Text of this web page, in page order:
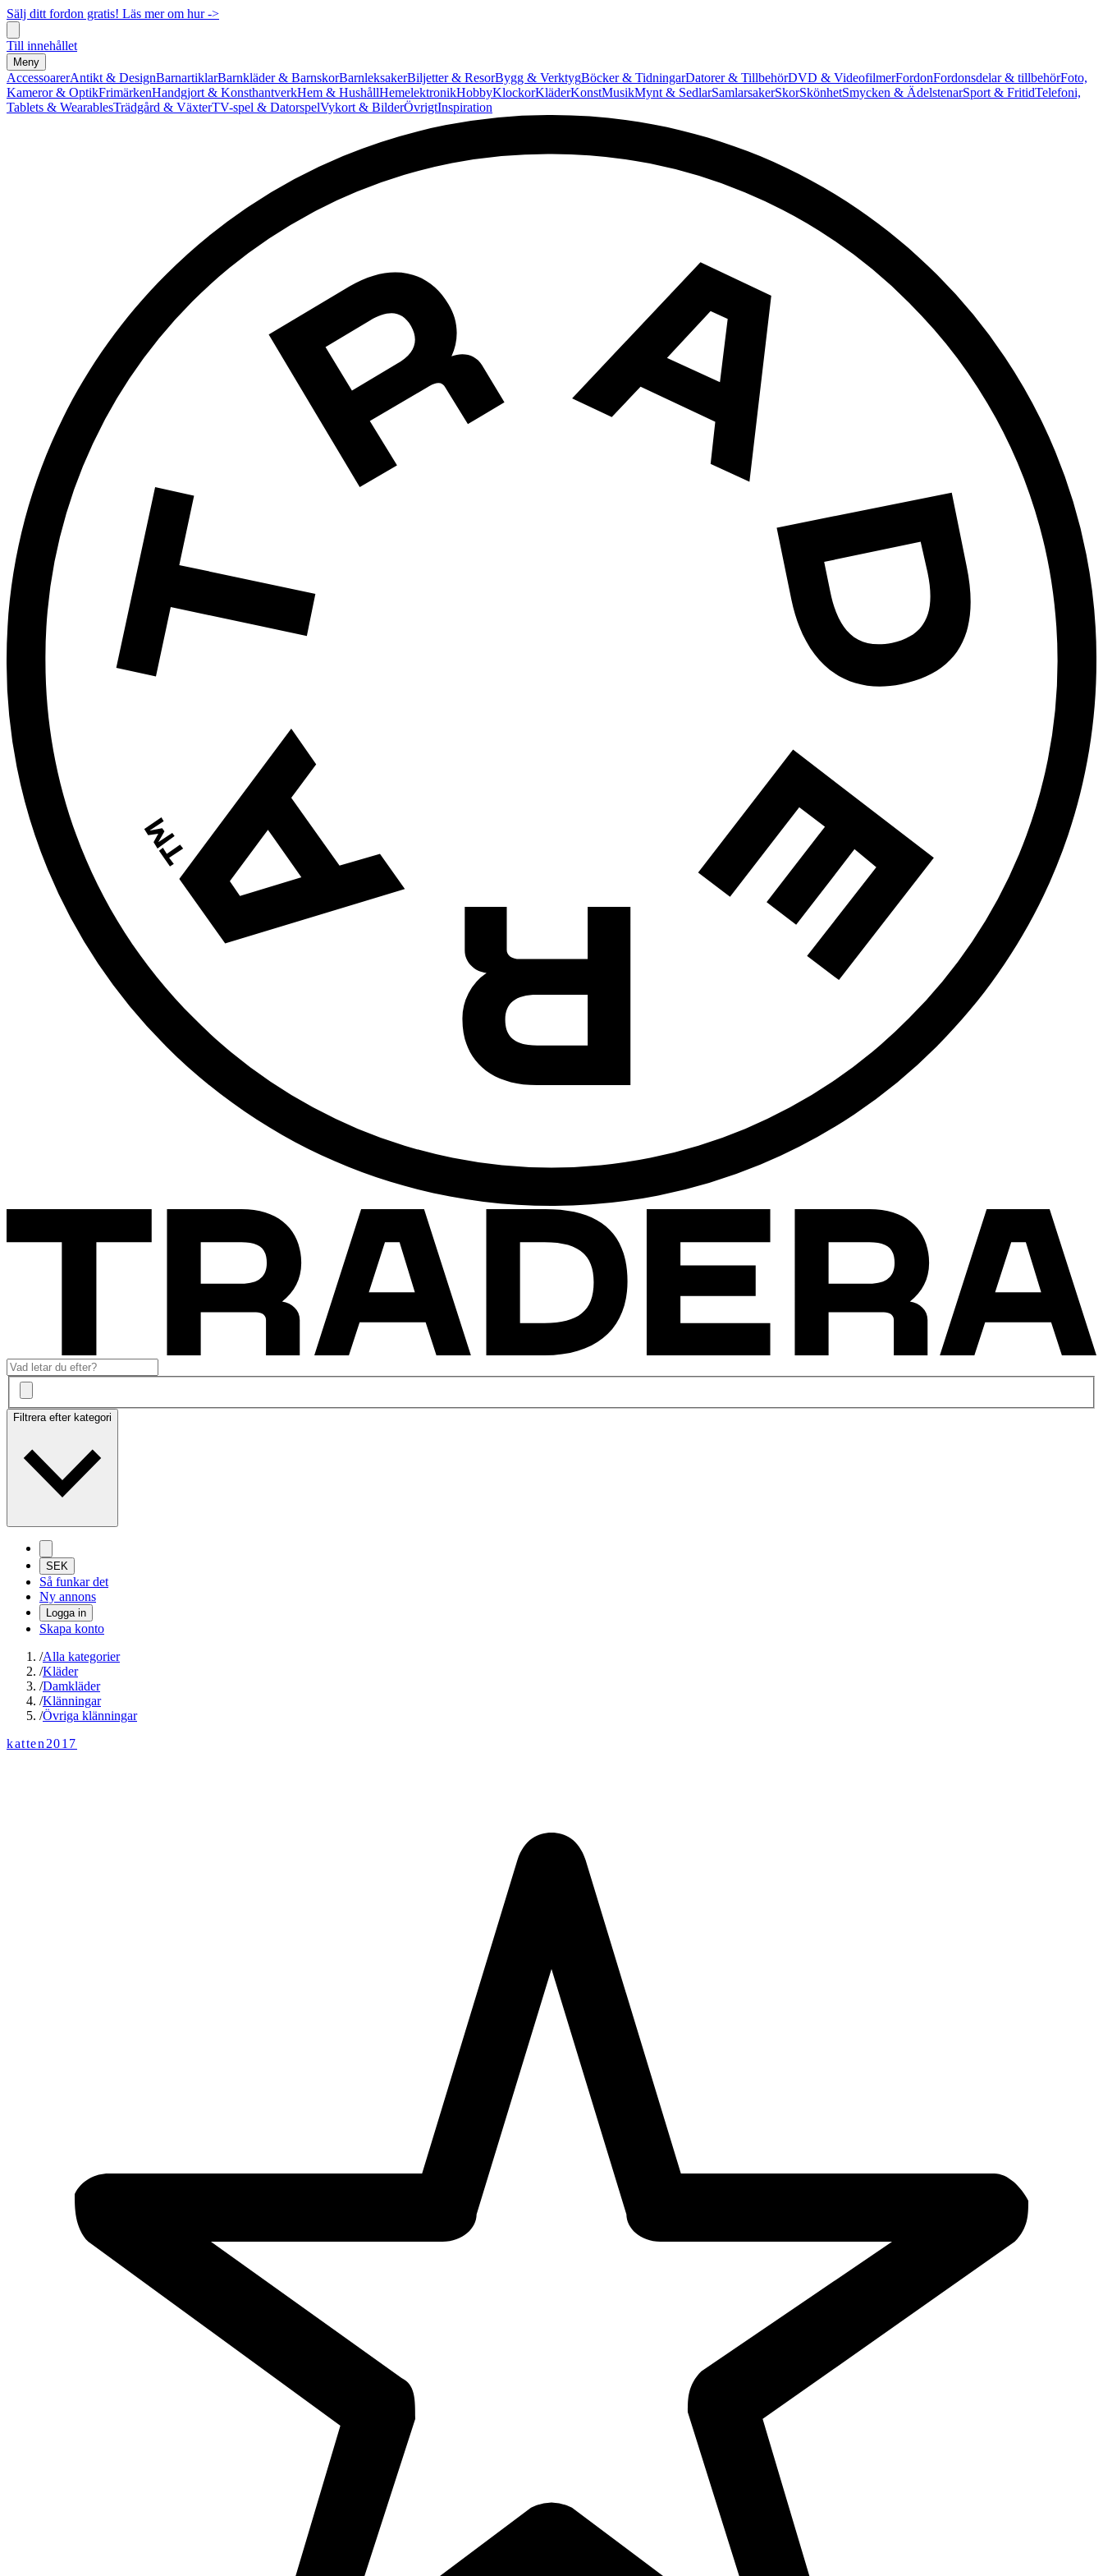
Sälj ditt fordon gratis! Läs mer om hur ->
Till innehållet
Meny
AccessoarerAntikt & DesignBarnartiklarBarnkläder & BarnskorBarnleksakerBiljetter & ResorBygg & VerktygBöcker & TidningarDatorer & TillbehörDVD & VideofilmerFordonFordonsdelar & tillbehörFoto,
Kameror & OptikFrimärkenHandgjort & KonsthantverkHem & HushållHemelektronikHobbyKlockorKläderKonstMusikMynt & SedlarSamlarsakerSkorSkönhetSmycken & ÄdelstenarSport & FritidTelefoni,
Tablets & WearablesTrädgård & VäxterTV-spel & DatorspelVykort & BilderÖvrigtInspiration
Filtrera efter kategori
SEK
Så funkar det
Ny annons
Logga in
Skapa konto
/Alla kategorier
/Kläder
/Damkläder
/Klänningar
/Övriga klänningar
katten2017